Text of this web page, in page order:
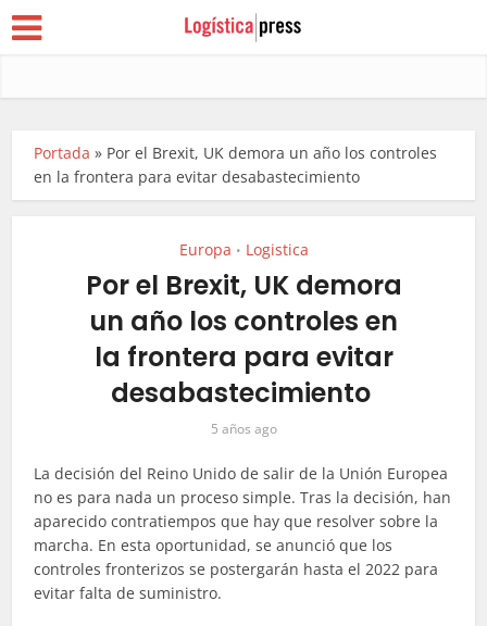
Portada » Por el Brexit, UK demora un año los controles
en la frontera para evitar desabastecimiento
Europa • Logistica
Por el Brexit, UK demora
un año los controles en
la frontera para evitar
desabastecimiento
5 años ago
La decisión del Reino Unido de salir de la Unión Europea
no es para nada un proceso simple. Tras la decisión, han
aparecido contratiempos que hay que resolver sobre la
marcha. En esta oportunidad, se anunció que los
controles fronterizos se postergarán hasta el 2022 para
evitar falta de suministro.